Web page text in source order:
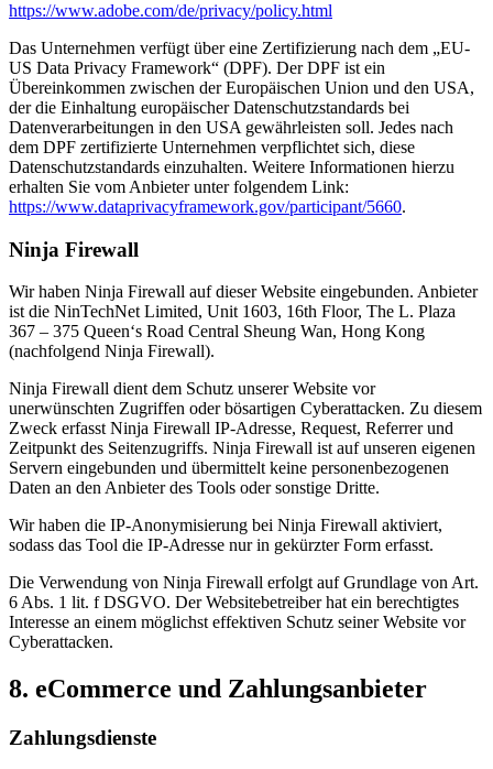
https://www.adobe.com/de/privacy/policy.html
Das Unternehmen verfügt über eine Zertifizierung nach dem „EU-
US Data Privacy Framework“ (DPF). Der DPF ist ein
Übereinkommen zwischen der Europäischen Union und den USA,
der die Einhaltung europäischer Datenschutzstandards bei
Datenverarbeitungen in den USA gewährleisten soll. Jedes nach
dem DPF zertifizierte Unternehmen verpflichtet sich, diese
Datenschutzstandards einzuhalten. Weitere Informationen hierzu
erhalten Sie vom Anbieter unter folgendem Link:
https://www.dataprivacyframework.gov/participant/5660.
Ninja Firewall
Wir haben Ninja Firewall auf dieser Website eingebunden. Anbieter
ist die NinTechNet Limited, Unit 1603, 16th Floor, The L. Plaza
367 – 375 Queen‘s Road Central Sheung Wan, Hong Kong
(nachfolgend Ninja Firewall).
Ninja Firewall dient dem Schutz unserer Website vor
unerwünschten Zugriffen oder bösartigen Cyberattacken. Zu diesem
Zweck erfasst Ninja Firewall IP-Adresse, Request, Referrer und
Zeitpunkt des Seitenzugriffs. Ninja Firewall ist auf unseren eigenen
Servern eingebunden und übermittelt keine personenbezogenen
Daten an den Anbieter des Tools oder sonstige Dritte.
Wir haben die IP-Anonymisierung bei Ninja Firewall aktiviert,
sodass das Tool die IP-Adresse nur in gekürzter Form erfasst.
Die Verwendung von Ninja Firewall erfolgt auf Grundlage von Art.
6 Abs. 1 lit. f DSGVO. Der Websitebetreiber hat ein berechtigtes
Interesse an einem möglichst effektiven Schutz seiner Website vor
Cyberattacken.
8. eCommerce und Zahlungs­anbieter
Zahlungsdienste